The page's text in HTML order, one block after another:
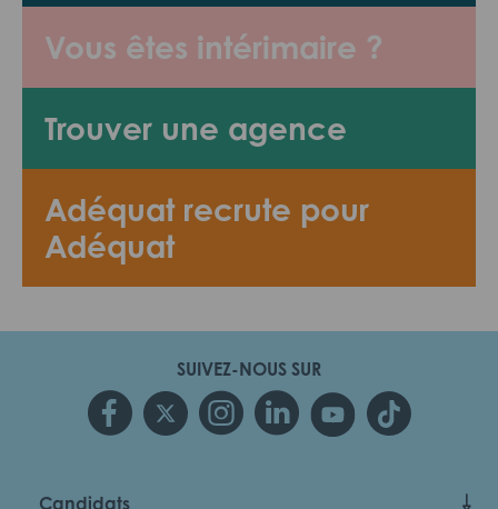
Vous êtes intérimaire ?
Trouver une agence
Adéquat recrute pour
Adéquat
SUIVEZ-NOUS SUR
Candidats